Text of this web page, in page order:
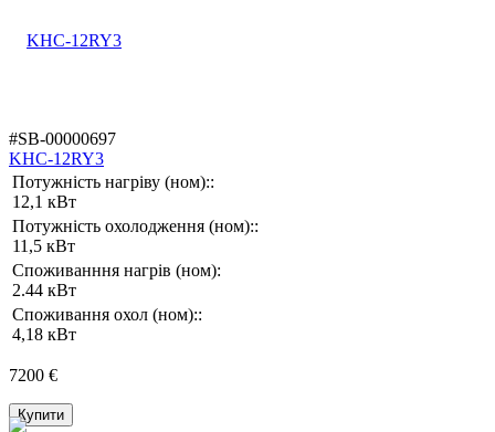
#SB-00000697
KHC-12RY3
Потужність нагріву (ном)::
12,1 кВт
Потужність охолодження (ном)::
11,5 кВт
Споживанння нагрів (ном):
2.44 кВт
Споживання охол (ном)::
4,18 кВт
7200 €
Купити